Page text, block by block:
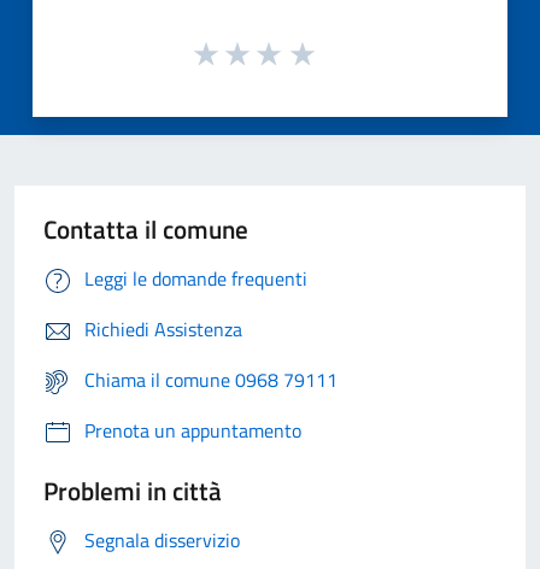
Contatta il comune
Leggi le domande frequenti
Richiedi Assistenza
Chiama il comune 0968 79111
Prenota un appuntamento
Problemi in città
Segnala disservizio